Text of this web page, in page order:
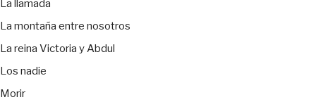
La llamada
La montaña entre nosotros
La reina Victoria y Abdul
Los nadie
Morir